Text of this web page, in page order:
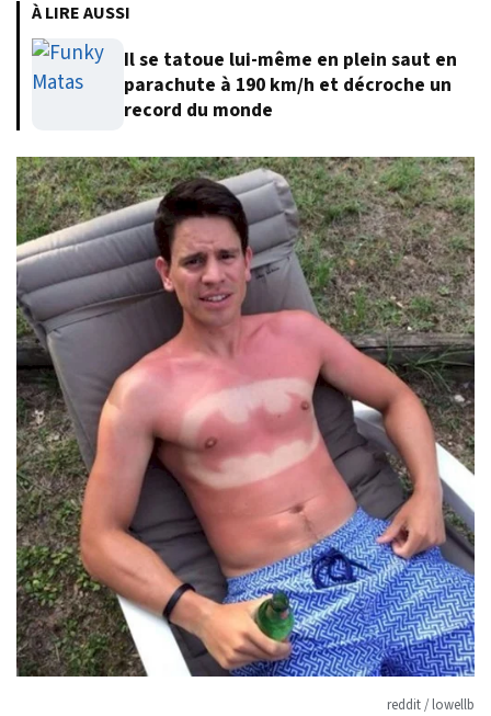
À LIRE AUSSI
Il se tatoue lui-même en plein saut en
parachute à 190 km/h et décroche un
record du monde
reddit / lowellb